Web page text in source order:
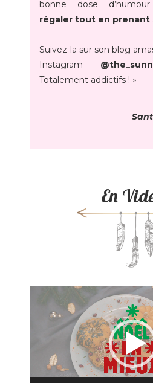
bonne dose
régaler tout en prenant
Suivez-la sur son blog
Instagram
Totalement addictifs ! »
En